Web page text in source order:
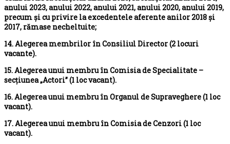
anului 2023, anului 2022, anului 2021, anului 2020, anului 2019,
precum și cu privire la excedentele aferente anilor 2018 și
2017, rămase necheltuite;
14. Alegerea membrilor în Consiliul Director (2 locuri
vacante).
15. Alegerea unui membru în Comisia de Specialitate –
secțiunea „Actori” (1 loc vacant).
16. Alegerea unui membru în Organul de Supraveghere (1 loc
vacant).
17. Alegerea unui membru în Comisia de Cenzori (1 loc
vacant).